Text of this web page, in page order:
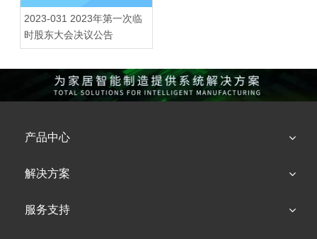
2023-031 2023年第一次临
时股东大会决议公告
产品中心
解决方案
服务支持